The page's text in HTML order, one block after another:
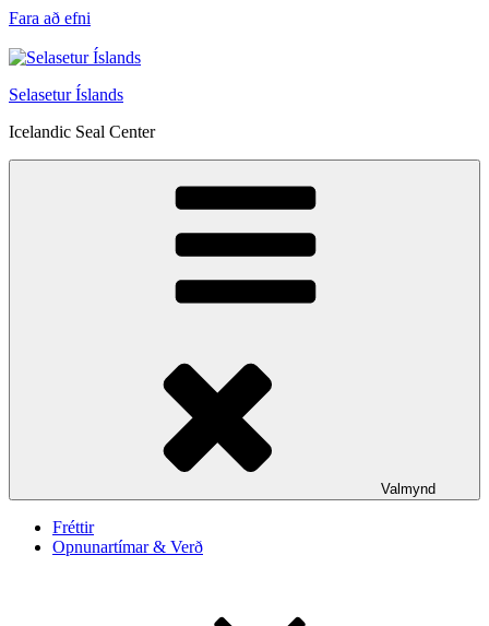
Fara að efni
Selasetur Íslands
Icelandic Seal Center
Valmynd
Fréttir
Opnunartímar & Verð